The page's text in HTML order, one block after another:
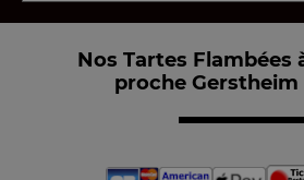
Nos Tartes Flambées
proche Gerstheim